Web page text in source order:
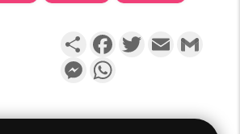
PartagerFacebookTwitterEmail
Messenger